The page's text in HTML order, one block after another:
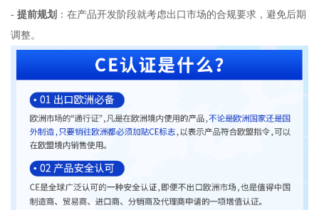
- 提前规划 ：在产品开发阶段就考虑出口市场的合规要求，避免后期
调整。